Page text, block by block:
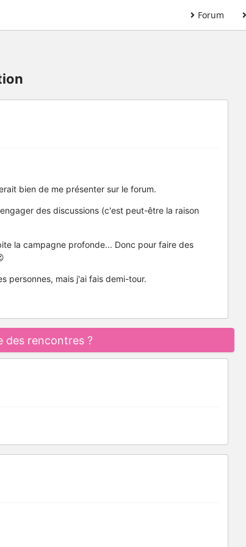
Forum
bien de me présenter sur le forum.
des discussions (c'est peut-être la raison
la campagne profonde... Donc pour faire des
personnes, mais j'ai fais demi-tour.
des rencontres ?